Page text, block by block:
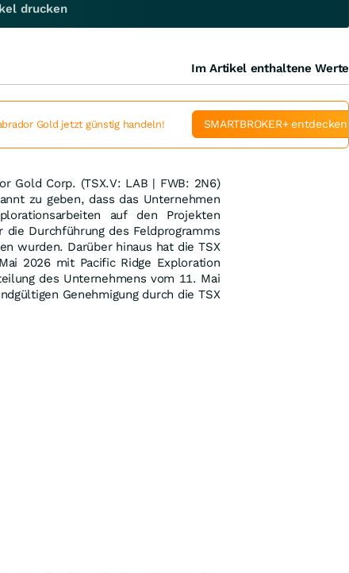
Gold Corp. (TSX.V: LAB | FWB: 2N6)
zu geben, dass das Unternehmen
auf den Projekten
Durchführung des Feldprogramms
wurden. Darüber hinaus hat die TSX
2026 mit Pacific Ridge Exploration
des Unternehmens vom 11. Mai
Genehmigung durch die TSX
drucken
Im Artikel enthaltene Werte
Gold jetzt günstig handeln! SMARTBROKER+ entdecken